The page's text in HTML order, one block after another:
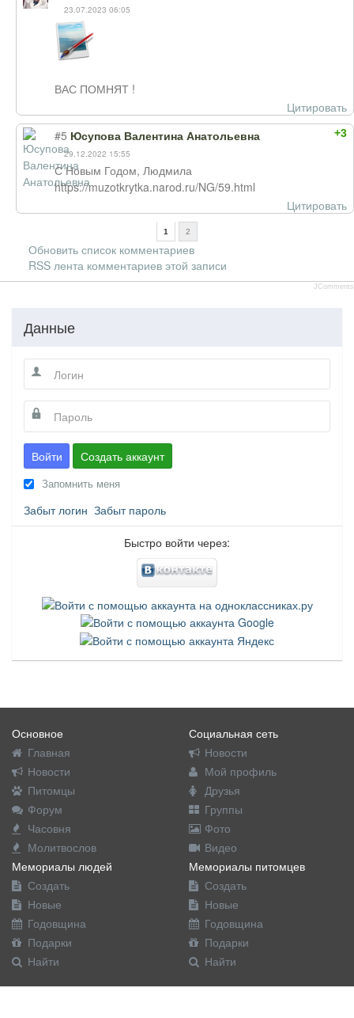
23.07.2023 06:05
ВАС ПОМНЯТ !
Цитировать
+3
#5 Юсупова Валентина Анатольевна
29.12.2022 15:55
С Новым Годом, Людмила
https://muzotkrytka.narod.ru/NG/59.html
Цитировать
1 2
Обновить список комментариев
RSS лента комментариев этой записи
JComments
Данные
Войти Создать аккаунт
Запомнить меня
Забыт логин Забыт пароль
Быстро войти через:
Основное
Главная
Новости
Питомцы
Форум
Часовня
Молитвослов
Социальная сеть
Новости
Мой профиль
Друзья
Группы
Фото
Видео
Мемориалы людей
Создать
Новые
Годовщина
Подарки
Найти
Мемориалы питомцев
Создать
Новые
Годовщина
Подарки
Найти